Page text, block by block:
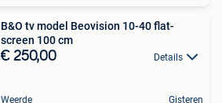
B&O tv model Beovision 10-40 flat-
screen 100 cm
€ 250,00 Details
Weerde Gisteren